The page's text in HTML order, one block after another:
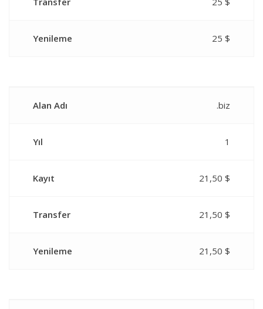
Yenileme 25 $
Alan Adı .biz
Yıl 1
Kayıt 21,50 $
Transfer 21,50 $
Yenileme 21,50 $